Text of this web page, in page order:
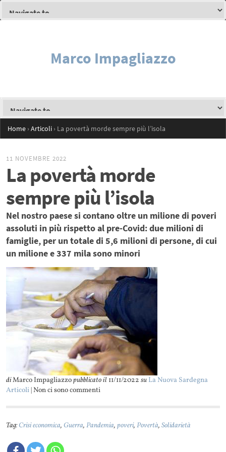
Marco Impagliazzo
Home › Articoli › La povertà morde sempre più l’isola
11 NOVEMBRE 2022
La povertà morde
sempre più l’isola
Nel nostro paese si contano oltre un milione di poveri
assoluti in più rispetto al pre-Covid: due milioni di
famiglie, per un totale di 5,6 milioni di persone, di cui
un milione e 337 mila sono minori
diMarco Impagliazzopubblicato il 11/11/2022su La Nuova Sardegna
Articoli| Non ci sono commenti
Tag:Crisi economica, Guerra,Pandemia,poveri,Povertà,Solidarietà